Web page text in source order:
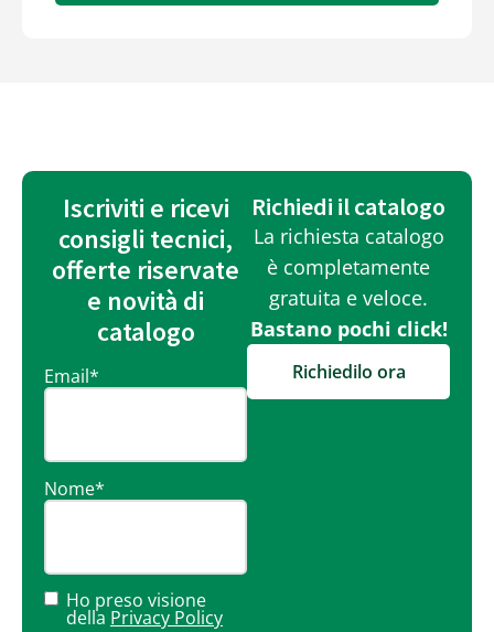
Iscriviti e ricevi
consigli tecnici,
offerte riservate
e novità di
catalogo
Email*
Nome*
Ho preso visione
della Privacy Policy
Richiedi il catalogo
La richiesta catalogo
è completamente
gratuita e veloce.
Bastano pochi click!
Richiedilo ora